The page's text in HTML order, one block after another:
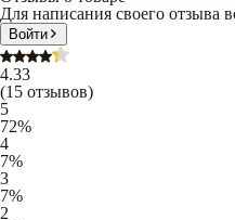
Для написания своего отзыва
Войти
4.33
(15 отзывов)
5
72%
4
7%
3
7%
2